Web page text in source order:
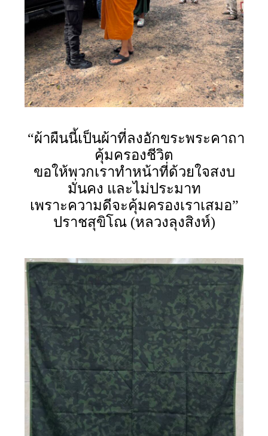
“ผ้าผืนนี้เป็นผ้าที่ลงอักขระพระคาถา
คุ้มครองชีวิต
ขอให้พวกเราทำหน้าที่ด้วยใจสงบ
มั่นคง และไม่ประมาท
เพราะความดีจะคุ้มครองเราเสมอ”
ปราชสุขิโณ (หลวงลุงสิงห์)